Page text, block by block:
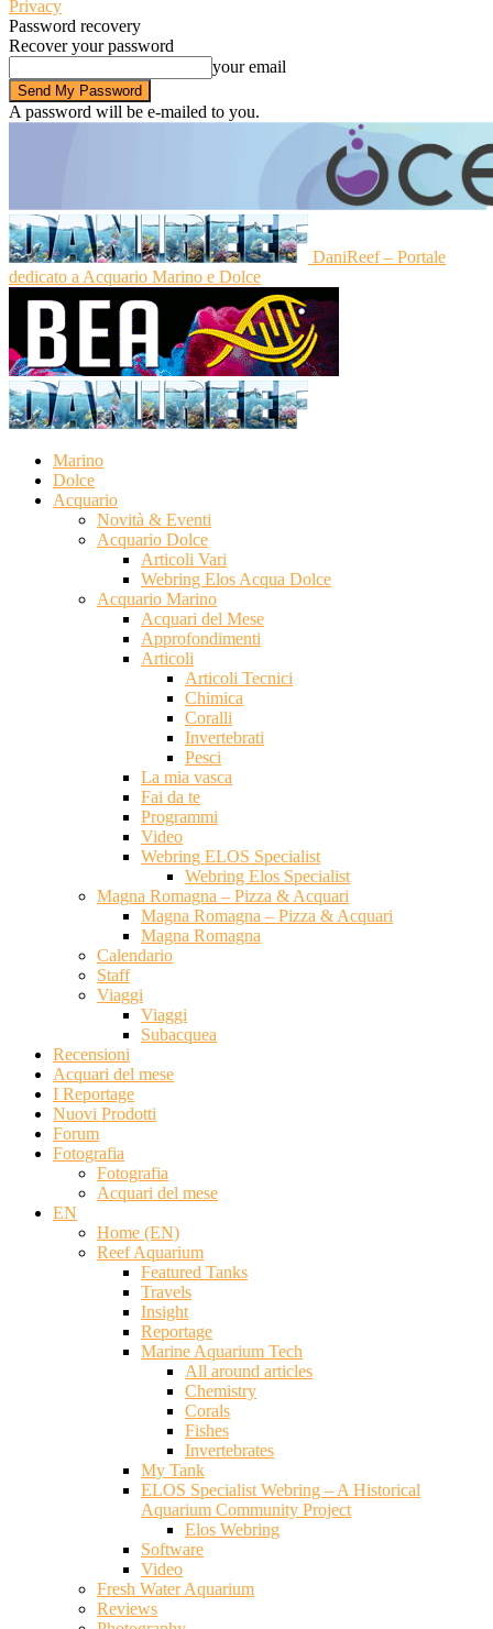
Privacy
Password recovery
Recover your password
your email
A password will be e-mailed to you.
DaniReef – Portale
dedicato a Acquario Marino e Dolce
Marino
Dolce
Acquario
Novità & Eventi
Acquario Dolce
Articoli Vari
Webring Elos Acqua Dolce
Acquario Marino
Acquari del Mese
Approfondimenti
Articoli
Articoli Tecnici
Chimica
Coralli
Invertebrati
Pesci
La mia vasca
Fai da te
Programmi
Video
Webring ELOS Specialist
Webring Elos Specialist
Magna Romagna – Pizza & Acquari
Magna Romagna – Pizza & Acquari
Magna Romagna
Calendario
Staff
Viaggi
Viaggi
Subacquea
Recensioni
Acquari del mese
I Reportage
Nuovi Prodotti
Forum
Fotografia
Fotografia
Acquari del mese
EN
Home (EN)
Reef Aquarium
Featured Tanks
Travels
Insight
Reportage
Marine Aquarium Tech
All around articles
Chemistry
Corals
Fishes
Invertebrates
My Tank
ELOS Specialist Webring – A Historical
Aquarium Community Project
Elos Webring
Software
Video
Fresh Water Aquarium
Reviews